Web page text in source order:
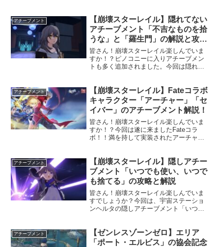
い方はメインストーリーを進めていきま
しょう！当サイト攻略記事...
アチーブメント
【崩壊スターレイル】隠れてない
アチーブメント「不吉なものを拾
うな」と「羅生門」の解説と攻
略！
皆さん！崩壊スターレイル楽しんでいま
すか！？ピノコニーに入りアチーブメン
トも多く追加されました。今回は隠れて
アチーブメント
【崩壊スターレイル】Fateコラボ
キャラクター「アーチャー」「セ
イバー」のアチーブメント解説！
皆さん！崩壊スターレイル楽しんでいま
すか！？今回は遂に来ましたFateコラ
ボ！！満を持して実装されたアーチャー
ゲットできると思います。セイバーに関
してはもちろん所持して...
アチーブメント
【崩壊スターレイル】隠しアチー
ブメント「いつでも使い、いつで
も捨てる」の攻略と解説
皆さん！崩壊スターレイル楽しんでいま
すでしょうか？今回は、宇宙ステーショ
ンヘルタの隠しアチーブメント「いつで
Ⅵの隠しアチーブメントを紹介していき
ましたが、今回は再び宇宙...
アチーブメント
【ゼンレスゾーンゼロ】エリア
「ポート・エルビス」の協会記念